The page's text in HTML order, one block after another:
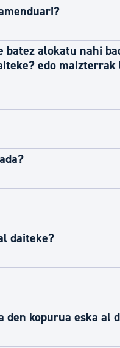
alokatu nahi
edo
daiteke?
kopurua eska al